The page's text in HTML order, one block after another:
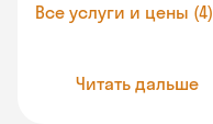
Все услуги и цены (4)
Читать дальше